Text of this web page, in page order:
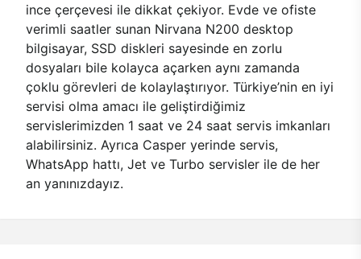
ince çerçevesi ile dikkat çekiyor. Evde ve ofiste
verimli saatler sunan Nirvana N200 desktop
bilgisayar, SSD diskleri sayesinde en zorlu
dosyaları bile kolayca açarken aynı zamanda
çoklu görevleri de kolaylaştırıyor. Türkiye’nin en iyi
servisi olma amacı ile geliştirdiğimiz
servislerimizden 1 saat ve 24 saat servis imkanları
alabilirsiniz. Ayrıca Casper yerinde servis,
WhatsApp hattı, Jet ve Turbo servisler ile de her
an yanınızdayız.